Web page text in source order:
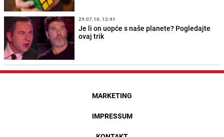
29.07.16. 12:41
Je li on uopće s naše planete? Pogledajte
ovaj trik
MARKETING
IMPRESSUM